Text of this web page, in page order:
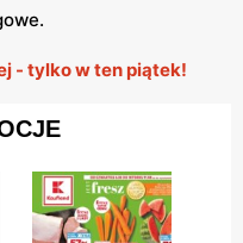
- tylko w ten piątek!